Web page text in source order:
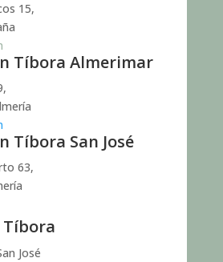
15,
Tíbora Almerimar
Tíbora San José
63,
Tíbora
José